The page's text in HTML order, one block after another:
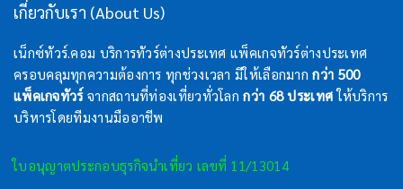
เกี่ยวกับเรา (About Us)
เน็กซ์ทัวร์.คอม บริการทัวร์ต่างประเทศ แพ็คเกจทัวร์ต่างประเทศ
ครอบคลุมทุกความต้องการ ทุกช่วงเวลา มีให้เลือกมากกว่า 500
แพ็คเกจทัวร์จากสถานที่ท่องเที่ยวทั่วโลกกว่า 68 ประเทศให้บริการ
บริหารโดยทีมงานมืออาชีพ
ใบอนุญาตประกอบธุรกิจนำเที่ยว เลขที่ 11/13014